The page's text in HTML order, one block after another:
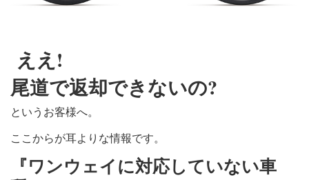
ええ!
尾道で返却できないの?
というお客様へ。
ここからが耳よりな情報です。
『ワンウェイに対応していない車